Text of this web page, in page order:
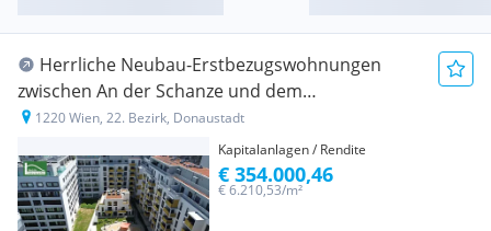
Herrliche Neubau-Erstbezugswohnungen
zwischen An der Schanze und dem
Kirschblütenpark. Hochwertig inkl. Küche! - JETZT
1220 Wien, 22. Bezirk, Donaustadt
Kapitalanlagen / Rendite
€ 6.210,53/m²
€ 354.000,46